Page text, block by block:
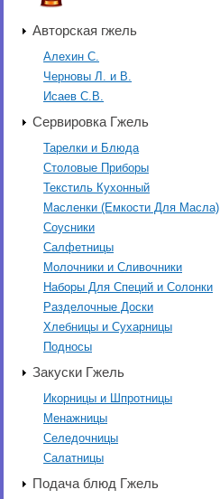
Авторская гжель
Алехин С.
Черновы Л. и В.
Исаев С.В.
Сервировка Гжель
Тарелки и Блюда
Столовые Приборы
Текстиль Кухонный
Масленки (Емкости Для Масла)
Соусники
Салфетницы
Молочники и Сливочники
Наборы Для Специй и Солонки
Разделочные Доски
Хлебницы и Сухарницы
Подносы
Закуски Гжель
Икорницы и Шпротницы
Менажницы
Селедочницы
Салатницы
Подача блюд Гжель